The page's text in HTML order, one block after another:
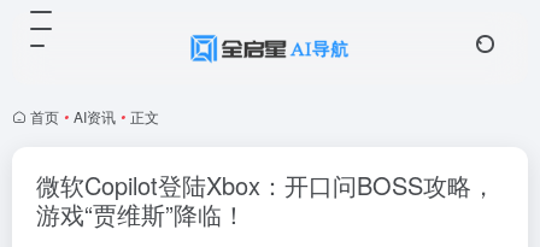
首页 • AI资讯 • 正文
微软Copilot登陆Xbox：开口问BOSS攻略，
游戏“贾维斯”降临！